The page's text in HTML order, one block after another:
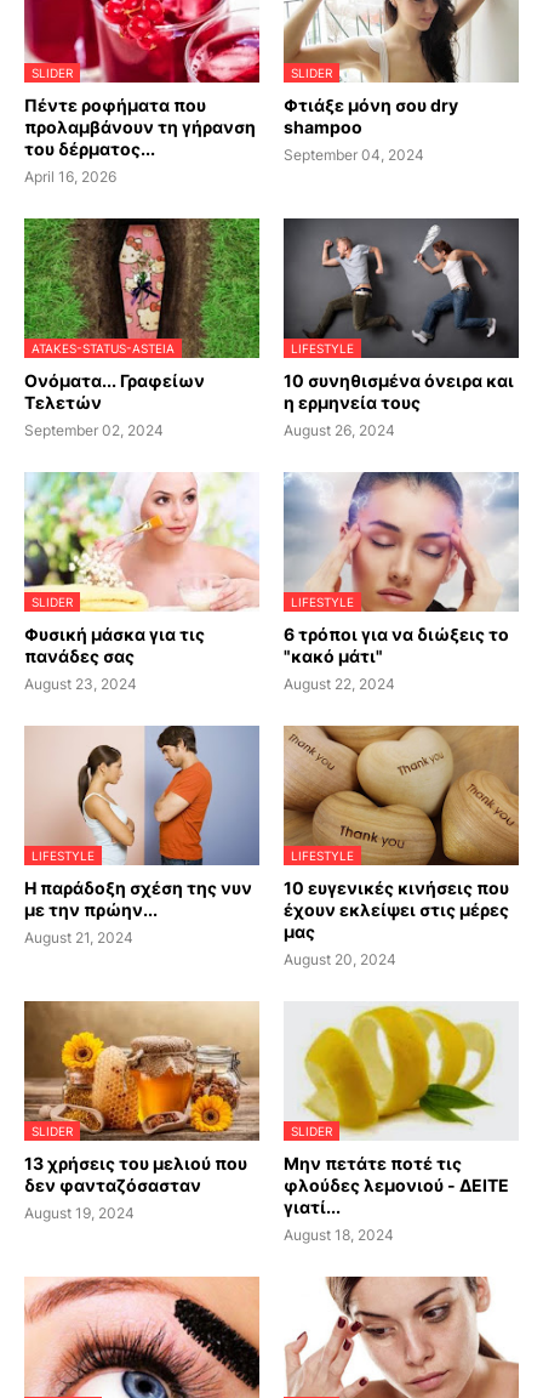
SLIDER
Πέντε ροφήματα που
προλαμβάνουν τη γήρανση
του δέρματος...
April 16, 2026
SLIDER
Φτιάξε μόνη σου dry
shampoo
September 04, 2024
ATAKES-STATUS-ASTEIA
Ονόματα... Γραφείων
Τελετών
September 02, 2024
LIFESTYLE
10 συνηθισμένα όνειρα και
η ερμηνεία τους
August 26, 2024
SLIDER
Φυσική μάσκα για τις
πανάδες σας
August 23, 2024
LIFESTYLE
6 τρόποι για να διώξεις το
"κακό μάτι"
August 22, 2024
LIFESTYLE
Η παράδοξη σχέση της νυν
με την πρώην...
August 21, 2024
LIFESTYLE
10 ευγενικές κινήσεις που
έχουν εκλείψει στις μέρες
μας
August 20, 2024
SLIDER
13 χρήσεις του μελιού που
δεν φανταζόσασταν
August 19, 2024
SLIDER
Μην πετάτε ποτέ τις
φλούδες λεμονιού - ΔΕΙΤΕ
γιατί...
August 18, 2024